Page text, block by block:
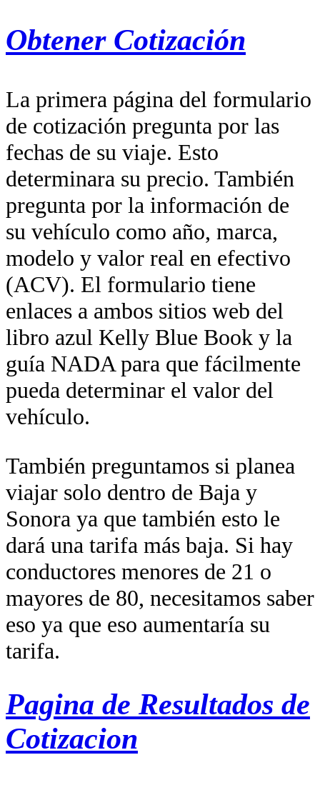
Obtener Cotización
La primera página del formulario
de cotización pregunta por las
fechas de su viaje. Esto
determinara su precio. También
pregunta por la información de
su vehículo como año, marca,
modelo y valor real en efectivo
(ACV). El formulario tiene
enlaces a ambos sitios web del
libro azul Kelly Blue Book y la
guía NADA para que fácilmente
pueda determinar el valor del
vehículo.
También preguntamos si planea
viajar solo dentro de Baja y
Sonora ya que también esto le
dará una tarifa más baja. Si hay
conductores menores de 21 o
mayores de 80, necesitamos saber
eso ya que eso aumentaría su
tarifa.
Pagina de Resultados de
Cotizacion